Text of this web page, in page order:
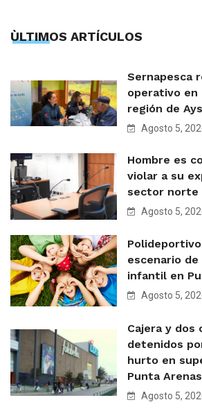
ÙLTIMOS ARTÍCULOS
Sernapesca
operativo en
región de
Agosto 5,
Hombre es
violar a su
sector norte
Agosto 5,
escenario
infantil en
Agosto 5,
Cajera y dos
detenidos
hurto en
Punta Arenas
Agosto 5,